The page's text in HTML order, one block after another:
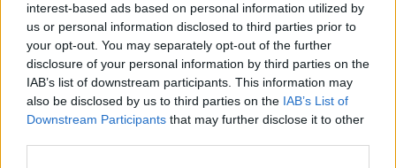
interest-based ads based on personal information utilized by
us or personal information disclosed to third parties prior to
your opt-out. You may separately opt-out of the further
disclosure of your personal information by third parties on the
IAB’s list of downstream participants. This information may
also be disclosed by us to third parties on the IAB’s List of
Downstream Participants that may further disclose it to other
Китай си построи свой курорт
Санторини
03.08.2026 / 18:36